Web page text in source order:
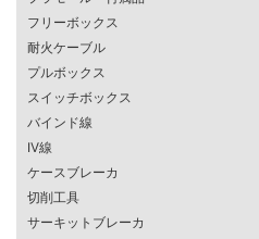
フリーボックス
耐火ケーブル
プルボックス
スイッチボックス
バインド線
IV線
ケースブレーカ
切削工具
サーキットブレーカ